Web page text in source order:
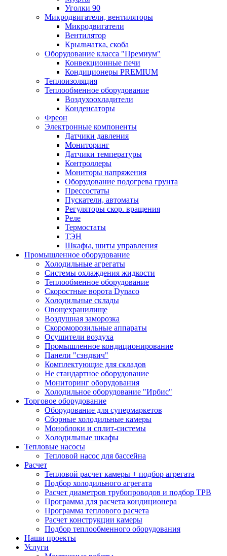
Уголки 90
Микродвигатели, вентиляторы
Микродвигатели
Вентилятор
Крыльчатка, скоба
Оборудование класса "Премиум"
Конвекционные печи
Кондиционеры PREMIUM
Теплоизоляция
Теплообменное оборудование
Воздухоохладители
Конденсаторы
Фреон
Электронные компоненты
Датчики давления
Мониторинг
Датчики температуры
Контроллеры
Мониторы напряжения
Оборудование подогрева грунта
Прессостаты
Пускатели, автоматы
Регуляторы скор. вращения
Реле
Термостаты
ТЭН
Шкафы, шиты управления
Промышленное оборудование
Холодильные агрегаты
Системы охлаждения жидкости
Теплообменное оборудование
Скоростные ворота Dynaco
Холодильные склады
Овощехранилище
Воздушная заморозка
Скороморозильные аппараты
Осушители воздуха
Промышленное кондиционирование
Панели "сэндвич"
Комплектующие для складов
Не стандартное оборудование
Мониторинг оборудования
Холодильное оборудование "Ирбис"
Торговое оборудование
Оборудование для супермаркетов
Сборные холодильные камеры
Моноблоки и сплит-системы
Холодильные шкафы
Тепловые насосы
Тепловой насос для бассейна
Расчет
Тепловой расчет камеры + подбор агрегата
Подбор холодильного агрегата
Расчет диаметров трубопроводов и подбор ТРВ
Программа для расчета кондиционера
Программа теплового расчета
Расчет конструкции камеры
Подбор теплообменного оборудования
Наши проекты
Услуги